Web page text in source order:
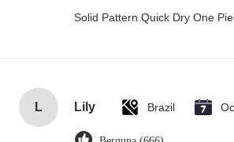
Solid Pattern Quick Dry One
L Lily Brazil